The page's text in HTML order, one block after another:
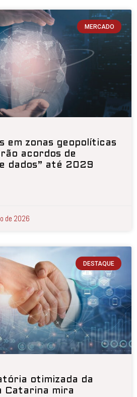
MERCADO
em zonas geopolíticas
acordos de
dados” até 2029
de 2026
DESTAQUE
otimizada da
Catarina mira